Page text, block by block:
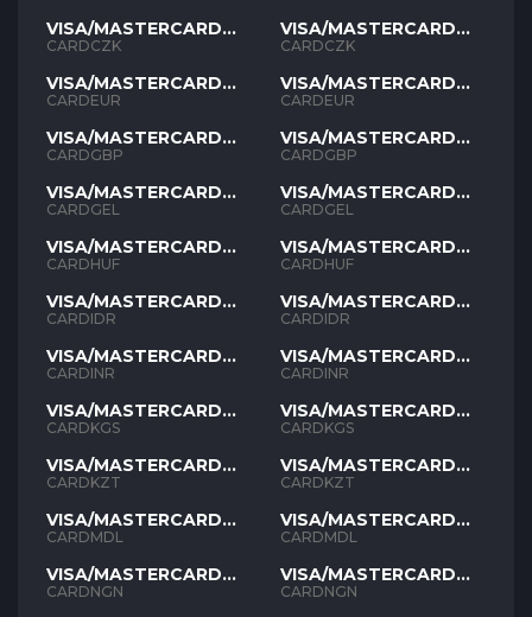
VISA/MASTERCARD
CZK
CARDCZK
VISA/MASTERCARD
EUR
CARDEUR
VISA/MASTERCARD
GBP
CARDGBP
VISA/MASTERCARD
GEL
CARDGEL
VISA/MASTERCARD
HUF
CARDHUF
VISA/MASTERCARD
IDR
CARDIDR
VISA/MASTERCARD
INR
CARDINR
VISA/MASTERCARD
KGS
CARDKGS
VISA/MASTERCARD
KZT
CARDKZT
VISA/MASTERCARD
MDL
CARDMDL
VISA/MASTERCARD
NGN
CARDNGN
VISA/MASTERCARD
CZK
CARDCZK
VISA/MASTERCARD
EUR
CARDEUR
VISA/MASTERCARD
GBP
CARDGBP
VISA/MASTERCARD
GEL
CARDGEL
VISA/MASTERCARD
HUF
CARDHUF
VISA/MASTERCARD
IDR
CARDIDR
VISA/MASTERCARD
INR
CARDINR
VISA/MASTERCARD
KGS
CARDKGS
VISA/MASTERCARD
KZT
CARDKZT
VISA/MASTERCARD
MDL
CARDMDL
VISA/MASTERCARD
NGN
CARDNGN